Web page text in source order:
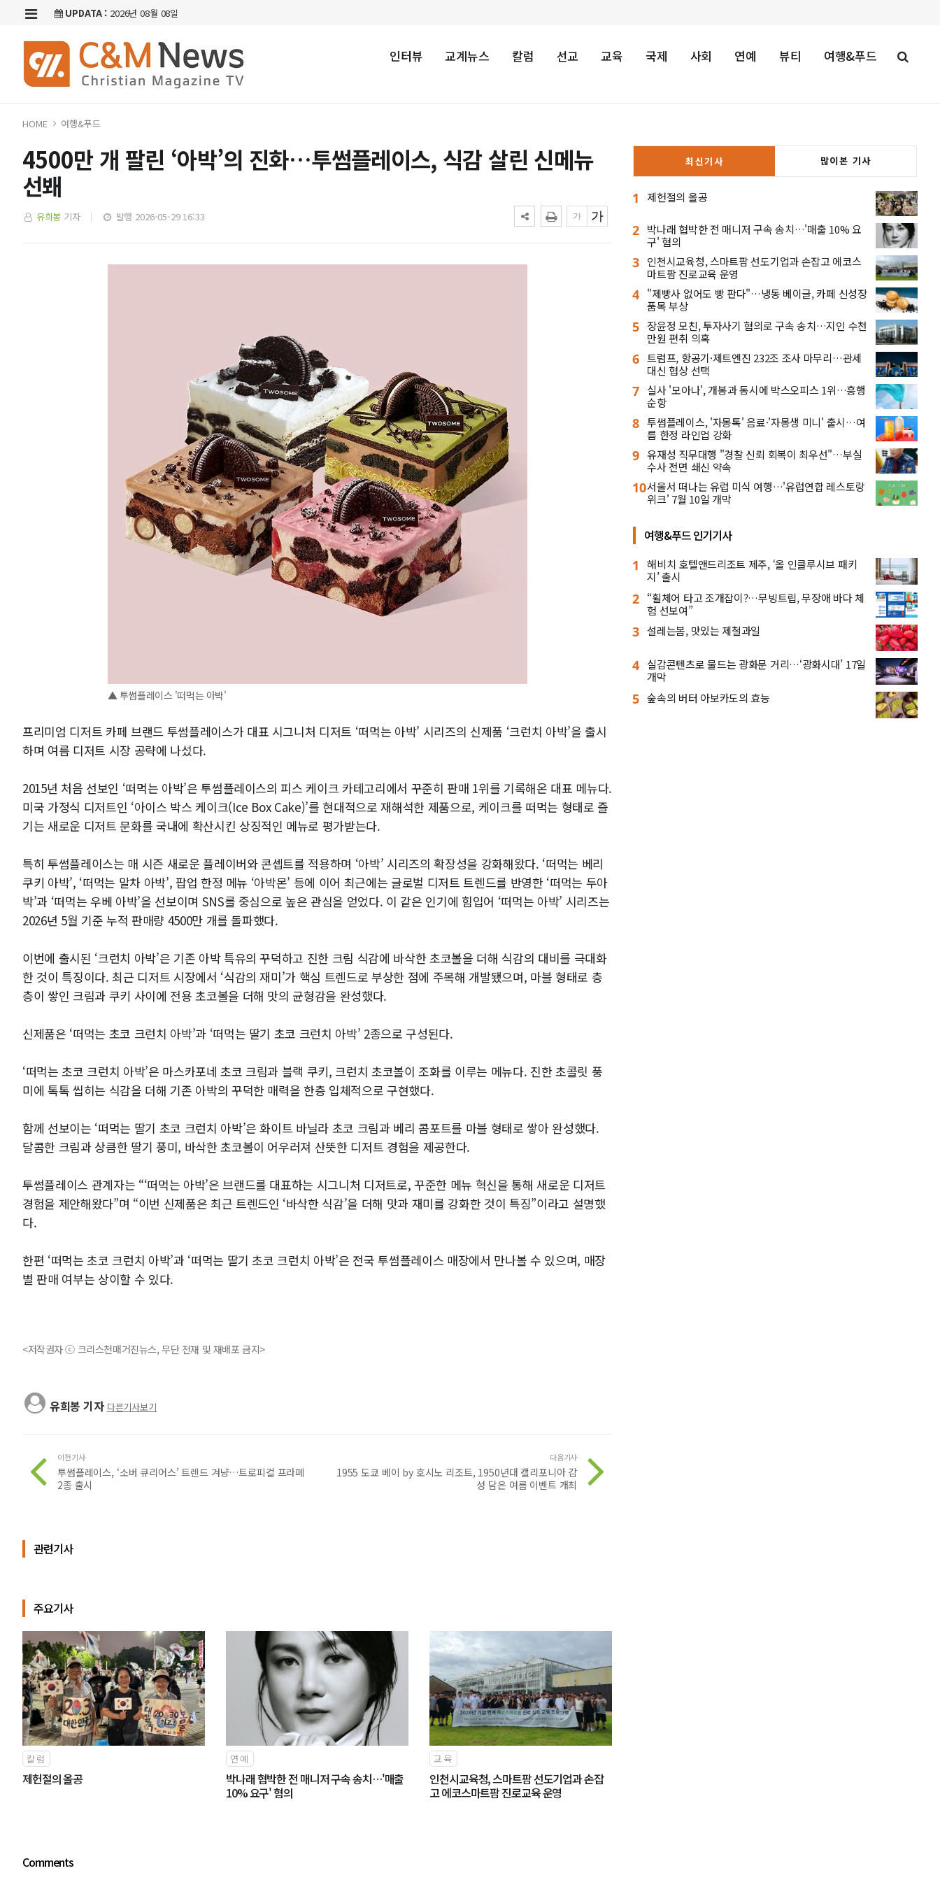
UPDATA : 2026년 08월 08일
인터뷰 교계뉴스 칼럼 선교 교육 국제 사회 연예 뷰티 여행&푸드
HOME 여행&푸드
4500만 개 팔린 ‘아박’의 진화…투썸플레이스, 식감 살린 신메뉴
선봬
유희봉 기자 발행 2026-05-29 16:33
▲ 투썸플레이스 '떠먹는 아박'
프리미엄 디저트 카페 브랜드 투썸플레이스가 대표 시그니처 디저트 ‘떠먹는 아박’ 시리즈의 신제품 ‘크런치 아박’을 출시
하며 여름 디저트 시장 공략에 나섰다.
2015년 처음 선보인 ‘떠먹는 아박’은 투썸플레이스의 피스 케이크 카테고리에서 꾸준히 판매 1위를 기록해온 대표 메뉴다.
미국 가정식 디저트인 ‘아이스 박스 케이크(Ice Box Cake)’를 현대적으로 재해석한 제품으로, 케이크를 떠먹는 형태로 즐
기는 새로운 디저트 문화를 국내에 확산시킨 상징적인 메뉴로 평가받는다.
특히 투썸플레이스는 매 시즌 새로운 플레이버와 콘셉트를 적용하며 ‘아박’ 시리즈의 확장성을 강화해왔다. ‘떠먹는 베리
쿠키 아박’, ‘떠먹는 말차 아박’, 팝업 한정 메뉴 ‘아박몬’ 등에 이어 최근에는 글로벌 디저트 트렌드를 반영한 ‘떠먹는 두아
박’과 ‘떠먹는 우베 아박’을 선보이며 SNS를 중심으로 높은 관심을 얻었다. 이 같은 인기에 힘입어 ‘떠먹는 아박’ 시리즈는
2026년 5월 기준 누적 판매량 4500만 개를 돌파했다.
이번에 출시된 ‘크런치 아박’은 기존 아박 특유의 꾸덕하고 진한 크림 식감에 바삭한 초코볼을 더해 식감의 대비를 극대화
한 것이 특징이다. 최근 디저트 시장에서 ‘식감의 재미’가 핵심 트렌드로 부상한 점에 주목해 개발됐으며, 마블 형태로 층
층이 쌓인 크림과 쿠키 사이에 전용 초코볼을 더해 맛의 균형감을 완성했다.
신제품은 ‘떠먹는 초코 크런치 아박’과 ‘떠먹는 딸기 초코 크런치 아박’ 2종으로 구성된다.
‘떠먹는 초코 크런치 아박’은 마스카포네 초코 크림과 블랙 쿠키, 크런치 초코볼이 조화를 이루는 메뉴다. 진한 초콜릿 풍
미에 톡톡 씹히는 식감을 더해 기존 아박의 꾸덕한 매력을 한층 입체적으로 구현했다.
함께 선보이는 ‘떠먹는 딸기 초코 크런치 아박’은 화이트 바닐라 초코 크림과 베리 콤포트를 마블 형태로 쌓아 완성했다.
달콤한 크림과 상큼한 딸기 풍미, 바삭한 초코볼이 어우러져 산뜻한 디저트 경험을 제공한다.
투썸플레이스 관계자는 “‘떠먹는 아박’은 브랜드를 대표하는 시그니처 디저트로, 꾸준한 메뉴 혁신을 통해 새로운 디저트
경험을 제안해왔다”며 “이번 신제품은 최근 트렌드인 ‘바삭한 식감’을 더해 맛과 재미를 강화한 것이 특징”이라고 설명했
다.
한편 ‘떠먹는 초코 크런치 아박’과 ‘떠먹는 딸기 초코 크런치 아박’은 전국 투썸플레이스 매장에서 만나볼 수 있으며, 매장
별 판매 여부는 상이할 수 있다.
<저작권자 ⓒ 크리스천매거진뉴스, 무단 전재 및 재배포 금지>
유희봉 기자 다른기사보기
이전기사
투썸플레이스, ‘소버 큐리어스’ 트렌드 겨냥…트로피컬 프라페
2종 출시
다음기사
1955 도쿄 베이 by 호시노 리조트, 1950년대 캘리포니아 감
성 담은 여름 이벤트 개최
관련기사
주요기사
칼럼
제헌절의 올공
연예
박나래 협박한 전 매니저 구속 송치…'매출
10% 요구' 혐의
교육
인천시교육청, 스마트팜 선도기업과 손잡
고 에코스마트팜 진로교육 운영
Comments
최신기사 많이본 기사
1 제헌절의 올공
2 박나래 협박한 전 매니저 구속 송치…'매출 10% 요
구' 혐의
3 인천시교육청, 스마트팜 선도기업과 손잡고 에코스
마트팜 진로교육 운영
4 "제빵사 없어도 빵 판다"…냉동 베이글, 카페 신성장
품목 부상
5 장윤정 모친, 투자사기 혐의로 구속 송치…지인 수천
만원 편취 의혹
6 트럼프, 항공기·제트엔진 232조 조사 마무리…관세
대신 협상 선택
7 실사 '모아나', 개봉과 동시에 박스오피스 1위…흥행
순항
8 투썸플레이스, '자몽톡' 음료·'자몽생 미니' 출시…여
름 한정 라인업 강화
9 유재성 직무대행 "경찰 신뢰 회복이 최우선"…부실
수사 전면 쇄신 약속
10서울서 떠나는 유럽 미식 여행…'유럽연합 레스토랑
위크' 7월 10일 개막
여행&푸드 인기기사
1
해비치 호텔앤드리조트 제주, ‘올 인클루시브 패키
지’ 출시
2 “휠체어 타고 조개잡이?…무빙트립, 무장애 바다 체
험 선보여”
3 설레는봄, 맛있는 제철과일
4 실감콘텐츠로 물드는 광화문 거리…‘광화시대’ 17일
개막
5 숲속의 버터 아보카도의 효능